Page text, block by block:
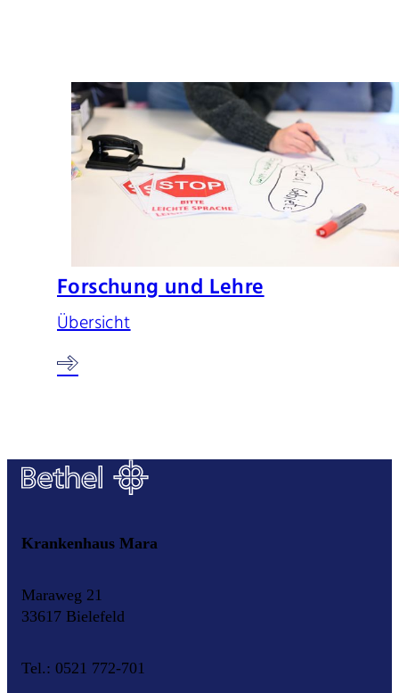
Forschung und Lehre
Übersicht
Krankenhaus Mara
Maraweg 21
33617 Bielefeld
Tel.: 0521 772-701